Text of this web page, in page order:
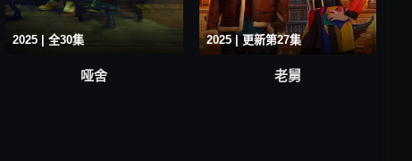
2025 | 全30集
哑舍
2025 | 更新第27集
老舅